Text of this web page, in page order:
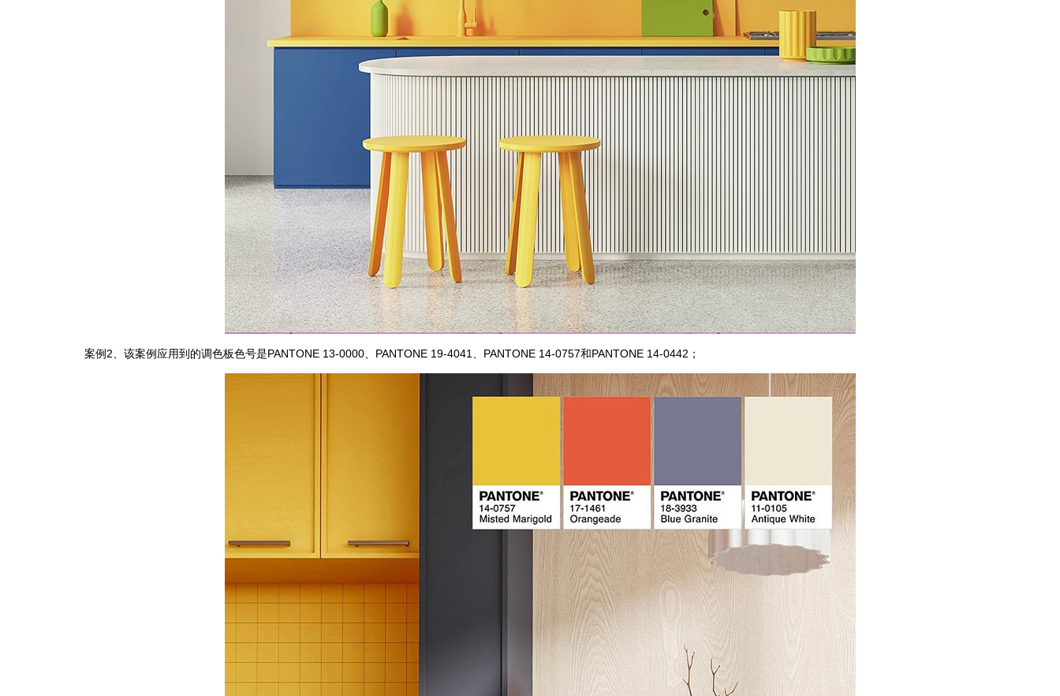
案例2、该案例应用到的调色板色号是PANTONE 13-0000、 PANTONE 19-4041、PANTONE 14-0757和PANTONE 14-0442；